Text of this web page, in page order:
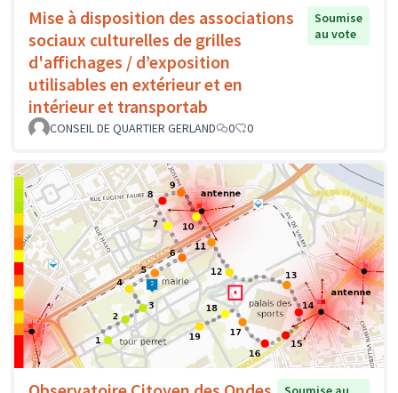
Mise à disposition des associations
sociaux culturelles de grilles
d'affichages / d’exposition
utilisables en extérieur et en
intérieur et transportab
Soumise
au vote
CONSEIL DE QUARTIER GERLAND 0 0